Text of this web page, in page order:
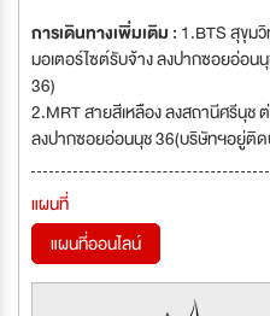
การเดินทางเพิ่มเติม : 1.BTS สุขุม
มอเตอร์ไซต์รับจ้าง ลงปากซอยอ่อ
36)
2.MRT สายสีเหลือง ลงสถานีศรีนุช
ลงปากซอยอ่อนนุช 36(บริษัทฯอยู่ติ
แผนที่
แผนที่ออนไลน์